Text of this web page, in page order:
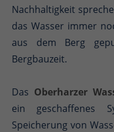
Nachhaltigkeit
das Wasser immer
aus dem Berg
Bergbauzeit.
Das Oberharzer
ein geschaffenes
Speicherung von